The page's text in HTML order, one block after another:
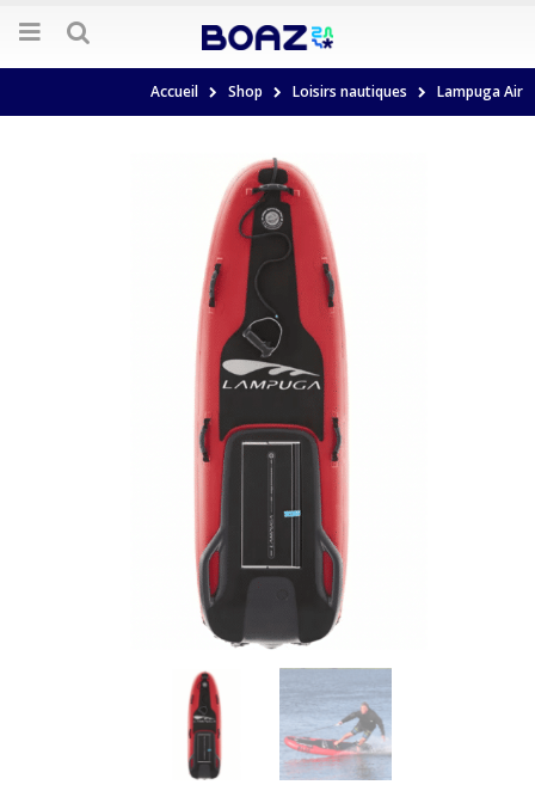
Accueil Shop Loisirs nautiques Lampuga Air